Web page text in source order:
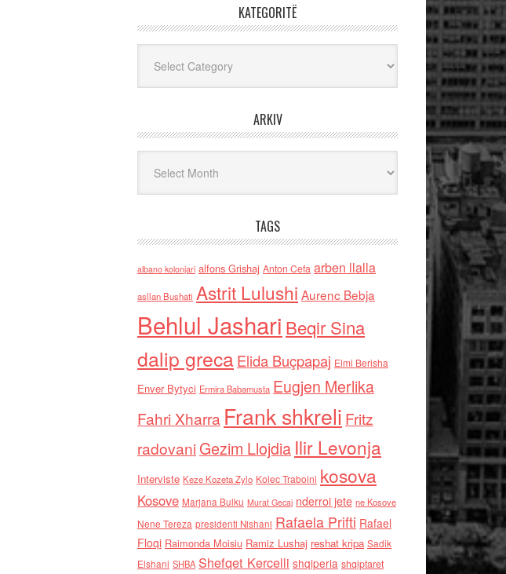
KATEGORITË
ARKIV
TAGS
albano kolonjari alfons Grishaj Anton Cefa arben llalla
asllan Bushati Astrit Lulushi Aurenc Bebja
Behlul Jashari Beqir Sina
dalip grecaElida Buçpapaj Elmi Berisha
Enver Bytyci Ermira Babamusta Eugjen Merlika
Fahri Xharra Frank shkreli Fritz
radovaniGezim Llojdia Ilir Levonja
Interviste Keze Kozeta Zylo Kolec Traboini kosova
Kosove Marjana Bulku Murat Gecaj nderroi jete ne Kosove
Nene Tereza presidenti Nishani Rafaela Prifti Rafael
Floqi Raimonda Moisiu Ramiz Lushaj reshat kripa Sadik
Elshani SHBA Shefqet Kercelli shqiperia shqiptaret